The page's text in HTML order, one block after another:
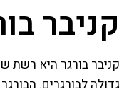
קניבר
גדולה לבורגרים.